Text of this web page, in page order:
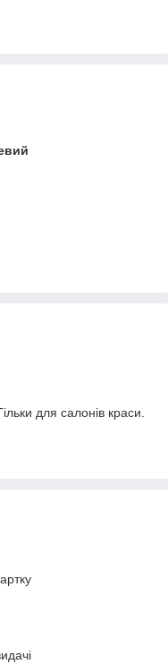
для салонів краси.